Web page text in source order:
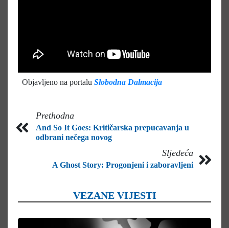
Objavljeno na portalu Slobodna Dalmacija
Prethodna
And So It Goes: Kritičarska prepucavanja u
odbrani nečega novog
Sljedeća
A Ghost Story: Progonjeni i zaboravljeni
VEZANE VIJESTI